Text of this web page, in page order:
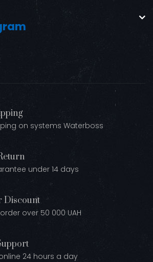
on systems Waterboss
under 14 days
Discount
over 50 000 UAH
24 hours a day